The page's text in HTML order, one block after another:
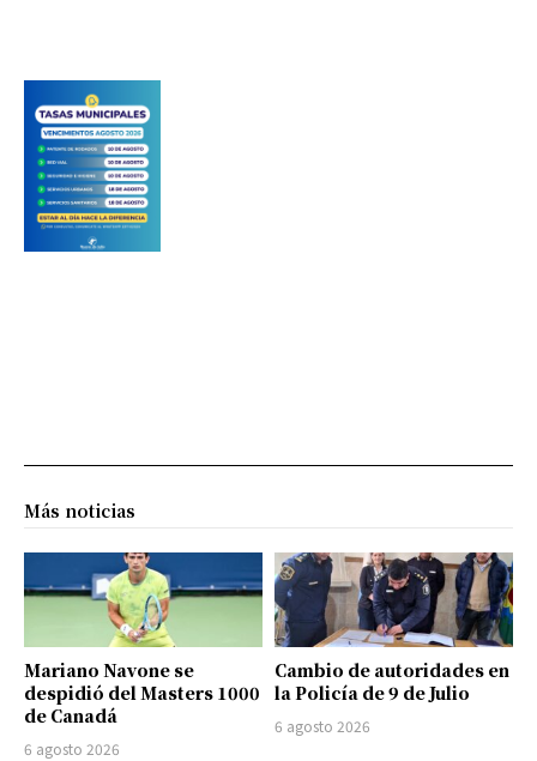
Más noticias
Mariano Navone se
despidió del Masters 1000
de Canadá
6 agosto 2026
Cambio de autoridades en
la Policía de 9 de Julio
6 agosto 2026